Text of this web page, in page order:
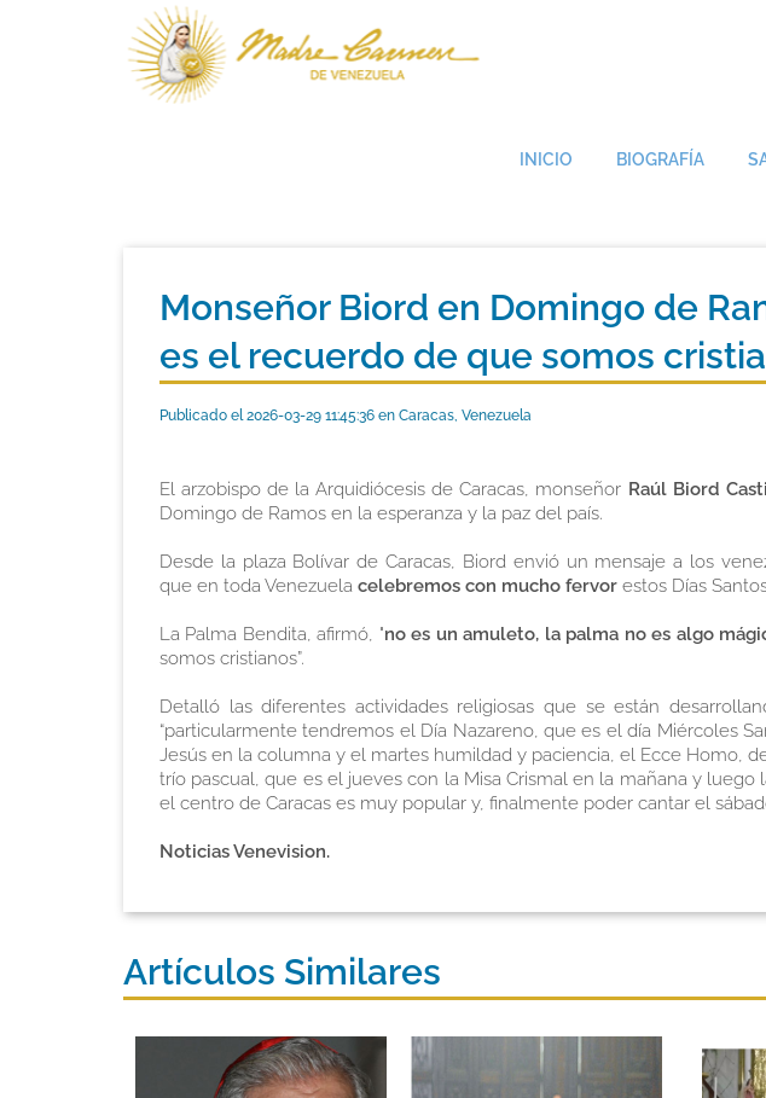
INICIO BIOGRAFÍA
Monseñor Biord en Domingo de
es el recuerdo de que somos
Publicado el 2026-03-29 11:45:36 en Caracas, Venezuela
El arzobispo de la Arquidiócesis de Caracas, monseñor Raúl Biord
Domingo de Ramos en la esperanza y la paz del país.
Desde la plaza Bolívar de Caracas, Biord envió un mensaje a los
que en toda Venezuela celebremos con mucho fervor estos Días
La Palma Bendita, afirmó, "no es un amuleto, la palma no es algo
somos cristianos”.
Detalló las diferentes actividades religiosas que se están
“particularmente tendremos el Día Nazareno, que es el día Miércoles
Jesús en la columna y el martes humildad y paciencia, el Ecce Homo,
trío pascual, que es el jueves con la Misa Crismal en la mañana y
el centro de Caracas es muy popular y, finalmente poder cantar el
Noticias Venevision.
Artículos Similares